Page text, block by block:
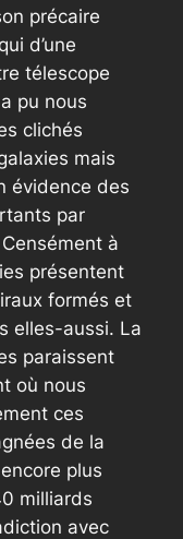
précaire
d’une
télescope
pu nous
clichés
mais
évidence des
par
à
présentent
formés et
elles-aussi. La
paraissent
où nous
ces
de la
plus
milliards
avec